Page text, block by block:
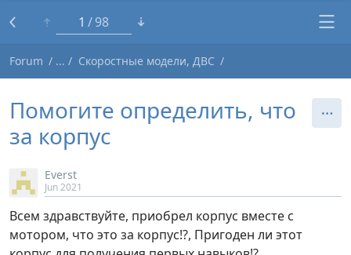
1 98
Forum Скоростные модели, ДВС
Помогите определить, что
за корпус
Everst
Jun 2021
Всем здравствуйте, приобрел корпус вместе с
мотором, что это за корпус!?, Пригоден ли этот